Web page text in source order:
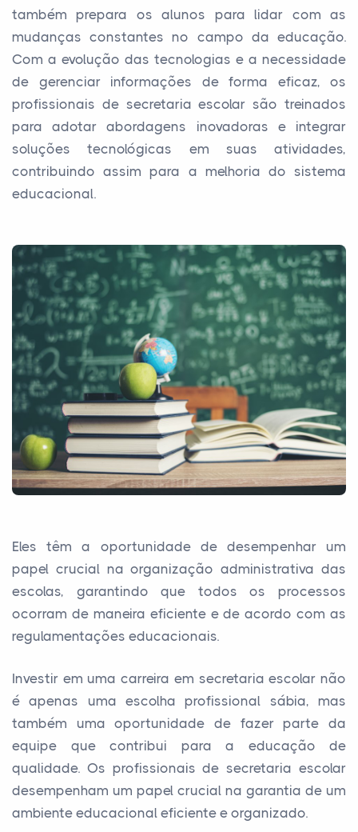
também prepara os alunos para lidar com as
mudanças constantes no campo da educação.
Com a evolução das tecnologias e a necessidade
de gerenciar informações de forma eficaz, os
profissionais de secretaria escolar são treinados
para adotar abordagens inovadoras e integrar
soluções tecnológicas em suas atividades,
contribuindo assim para a melhoria do sistema
educacional.
Eles têm a oportunidade de desempenhar um
papel crucial na organização administrativa das
escolas, garantindo que todos os processos
ocorram de maneira eficiente e de acordo com as
regulamentações educacionais.
Investir em uma carreira em secretaria escolar não
é apenas uma escolha profissional sábia, mas
também uma oportunidade de fazer parte da
equipe que contribui para a educação de
qualidade. Os profissionais de secretaria escolar
desempenham um papel crucial na garantia de um
ambiente educacional eficiente e organizado.